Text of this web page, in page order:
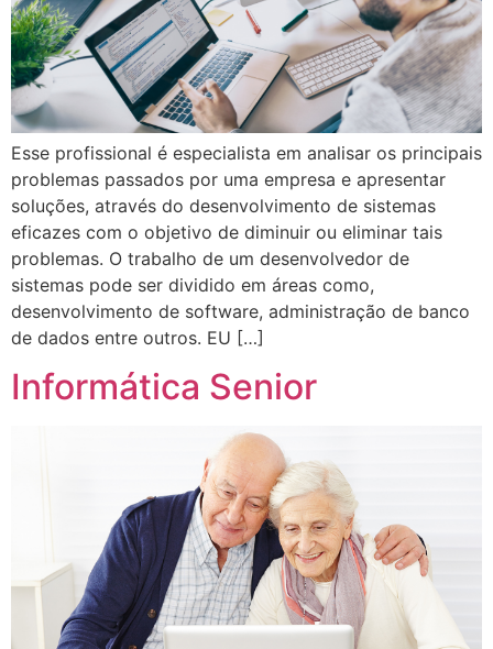
Esse profissional é especialista em analisar os principais
problemas passados por uma empresa e apresentar
soluções, através do desenvolvimento de sistemas
eficazes com o objetivo de diminuir ou eliminar tais
problemas. O trabalho de um desenvolvedor de
sistemas pode ser dividido em áreas como,
desenvolvimento de software, administração de banco
de dados entre outros. EU […]
Informática Senior